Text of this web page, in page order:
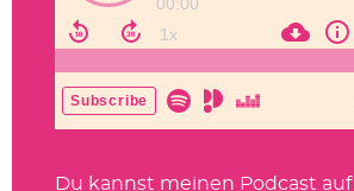
Du kannst meinen Podcast auf